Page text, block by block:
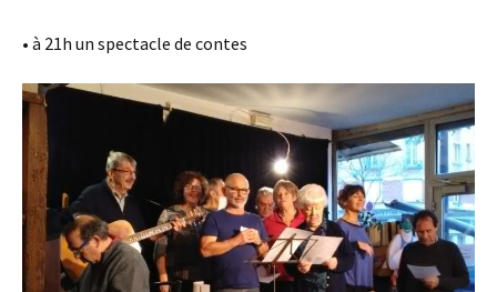
• à 21h un spectacle de contes